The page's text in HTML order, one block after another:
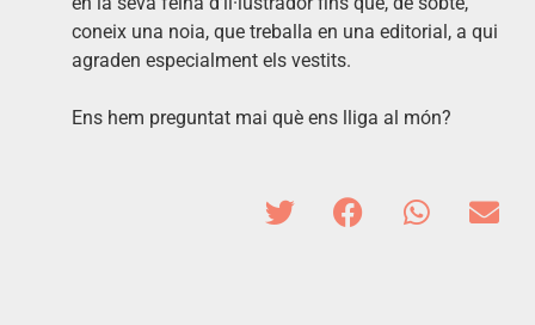
coneix una noia, que treballa en una editorial, a qui
agraden especialment els vestits.
Ens hem preguntat mai què ens lliga al món?